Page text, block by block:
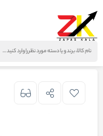
خانه لوازم دیفرانسیل ایویکو